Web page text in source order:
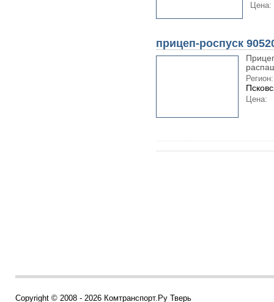
Цена:
прицеп-роспуск
Регион:
Цена:
Copyright © 2008 - 2026 Комтранспорт.Ру Тверь